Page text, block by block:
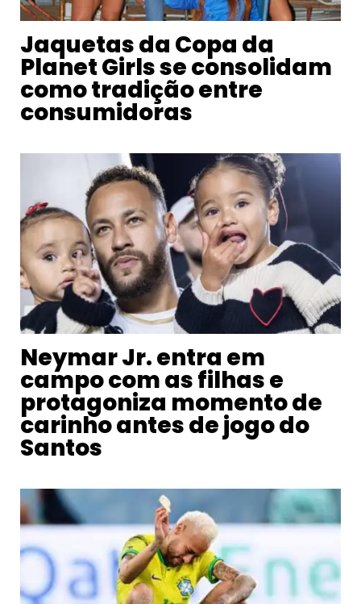
Jaquetas da Copa da
Planet Girls se consolidam
como tradição entre
consumidoras
Neymar Jr. entra em
campo com as filhas e
protagoniza momento de
carinho antes de jogo do
Santos